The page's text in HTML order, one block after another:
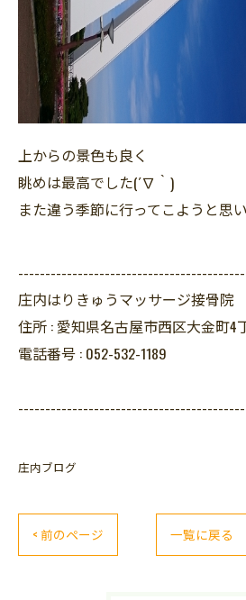
上からの景色も良く
眺めは最高でした(´∇｀)
また違う季節に行ってこようと思
庄内はりきゅうマッサージ接骨院
住所 : 愛知県名古屋市西区大金町4
電話番号 : 052-532-1189
庄内ブログ
< 前のページ 一覧に戻る